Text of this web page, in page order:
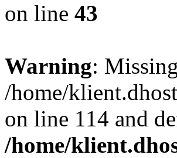
on line 43
Warning:
/home/
on line 114 and
/home/